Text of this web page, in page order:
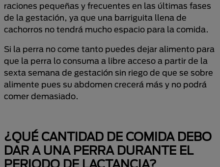
raciones pequeñas y frecuentes en las últimas fases
de la gestación, ya que una barriguita llena de
cachorros no tendrá mucho espacio para la comida.
Si la perra no come tanto puedes dejar alimento para
que la perra lo consuma a libre acceso a partir de la
sexta semana de gestación sin riego de que se sobre
alimente pues su abdomen crecerá más y no podrá
comer demasiado.
¿QUÉ CANTIDAD DE COMIDA DEBO
DAR A UNA PERRA DURANTE EL
PERIODO DE LACTANCIA?